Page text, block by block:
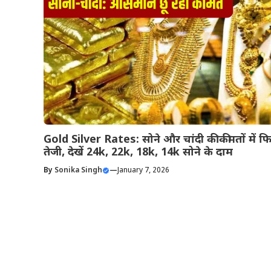
Gold Silver Rates: सोने और चांदी की कीमतों में
तेजी, देखें 24k, 22k, 18k, 14k सोने के दाम
By Sonika Singh —January 7, 2026